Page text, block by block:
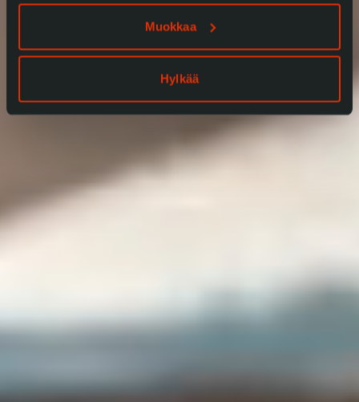
Muokkaa
Hylkää